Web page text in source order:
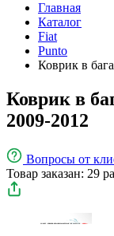
Главная
Каталог
Fiat
Punto
Коврик в
Коврик в
2009-2012
Вопросы от
Товар заказан: 29